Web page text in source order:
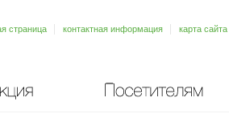
Посетителям
страница контактная информация карта сайта